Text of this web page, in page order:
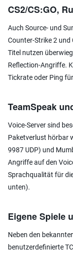
CS2/CS:GO,
Auch Source- und
Counter-Strike 2 und
Titel nutzen
Reflection-Angriffe.
Tickrate oder Ping
TeamSpeak
Voice-Server sind
Paketverlust hörbar
9987 UDP) und
Angriffe auf den
Sprachqualität für
unten).
Eigene Spiele
Neben den
benutzerdefinierte